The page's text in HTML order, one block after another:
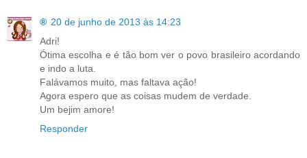
® 20 de junho de 2013 às 14:23
Adri!
Ótima escolha e é tão bom ver o povo brasileiro acordando
e indo a luta.
Falávamos muito, mas faltava ação!
Agora espero que as coisas mudem de verdade.
Um bejim amore!
Responder